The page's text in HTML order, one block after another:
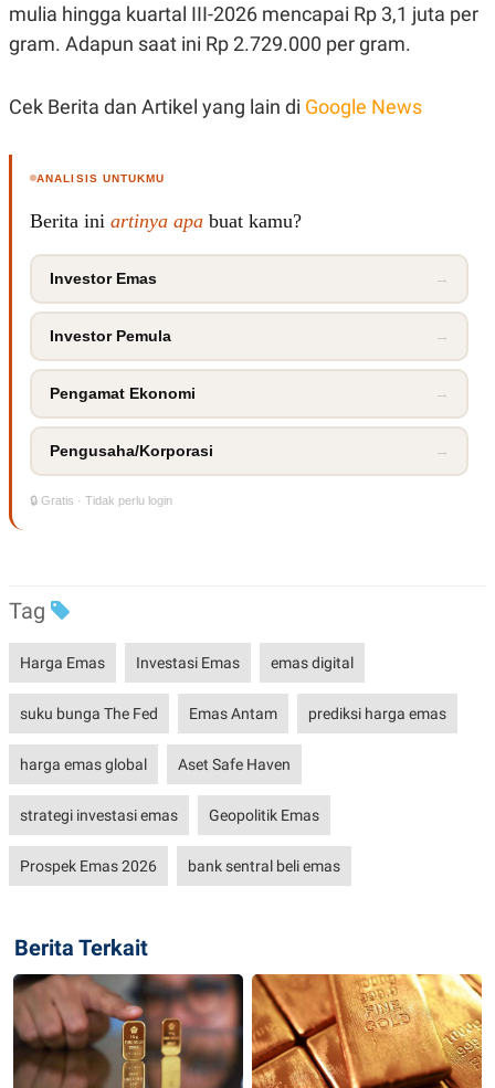
mulia hingga kuartal III-2026 mencapai Rp 3,1 juta per
gram. Adapun saat ini Rp 2.729.000 per gram.
Cek Berita dan Artikel yang lain di Google News
ANALISIS UNTUKMU
Berita ini artinya apa buat kamu?
Investor Emas →
Investor Pemula →
Pengamat Ekonomi →
Pengusaha/Korporasi →
🔒 Gratis · Tidak perlu login
Tag
Harga Emas Investasi Emas emas digital
suku bunga The Fed Emas Antam prediksi harga emas
harga emas global Aset Safe Haven
strategi investasi emas Geopolitik Emas
Prospek Emas 2026 bank sentral beli emas
Berita Terkait